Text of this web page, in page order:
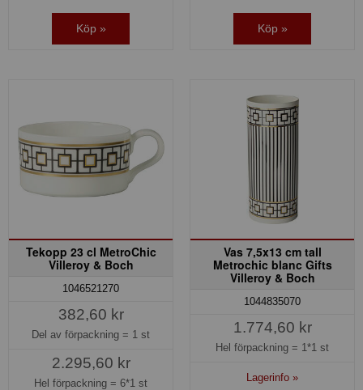
Köp » Köp »
Tekopp 23 cl MetroChic
Villeroy & Boch
1046521270
382,60 kr
Del av förpackning = 1 st
2.295,60 kr
Hel förpackning = 6*1 st
Vas 7,5x13 cm tall
Metrochic blanc Gifts
Villeroy & Boch
1044835070
1.774,60 kr
Hel förpackning = 1*1 st
Lagerinfo »